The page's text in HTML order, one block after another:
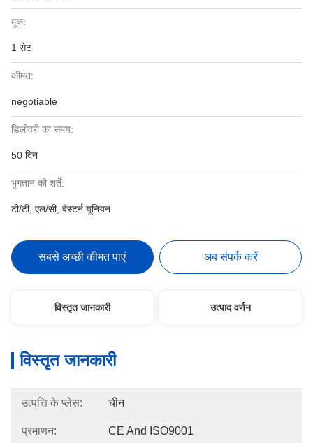
मूक:
1 सेट
कीमत:
negotiable
डिलीवरी का समय:
50 दिन
भुगतान की शर्तें:
टी/टी, एल/सी, वेस्टर्न यूनियन
सबसे अच्छी कीमत पाएं अब संपर्क करें
विस्तृत जानकारी उत्पाद वर्णन
विस्तृत जानकारी
उत्पत्ति के प्लेस: चीन
प्रमाणन: CE And ISO9001